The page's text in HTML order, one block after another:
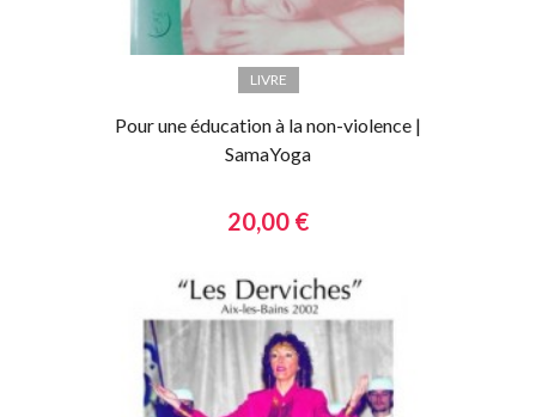
LIVRE
Pour une éducation à la non-violence |
SamaYoga
20,00 €